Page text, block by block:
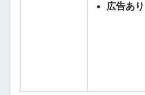
広告あり